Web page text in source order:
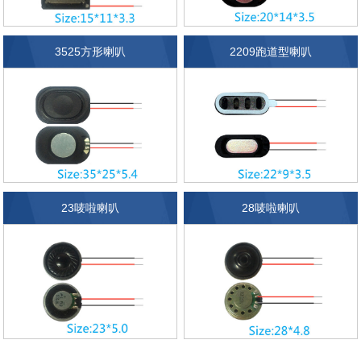
2209跑道型喇叭
3525方形喇叭
23唛啦喇叭 28唛啦喇叭